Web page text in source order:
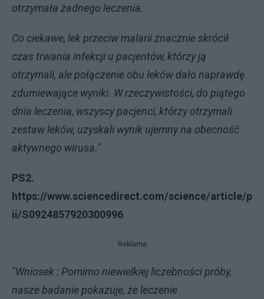
otrzymała żadnego leczenia.
Co ciekawe, lek przeciw malarii znacznie skrócił
czas trwania infekcji u pacjentów, którzy ją
otrzymali, ale połączenie obu leków dało naprawdę
zdumiewające wyniki. W rzeczywistości, do piątego
dnia leczenia, wszyscy pacjenci, którzy otrzymali
zestaw leków, uzyskali wynik ujemny na obecność
aktywnego wirusa."
PS2.
https://www.sciencedirect.com/science/article/p
ii/S0924857920300996
Reklama
"Wniosek : Pomimo niewielkiej liczebności próby,
nasze badanie pokazuje, że leczenie